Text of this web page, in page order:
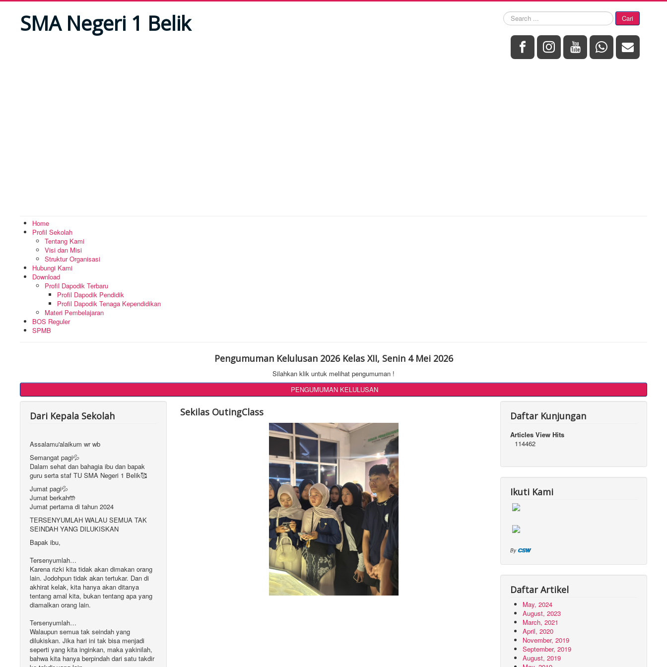
SMA Negeri 1 Belik
Search
...
Cari
Home
Profil Sekolah
Tentang Kami
Visi dan Misi
Struktur Organisasi
Hubungi Kami
Download
Profil Dapodik Terbaru
Profil Dapodik Pendidik
Profil Dapodik Tenaga Kependidikan
Materi Pembelajaran
BOS Reguler
SPMB
Pengumuman Kelulusan 2026 Kelas XII, Senin 4 Mei 2026
Silahkan klik untuk melihat pengumuman !
PENGUMUMAN KELULUSAN
Dari Kepala Sekolah
Assalamu'alaikum wr wb
Semangat pagi💦
Dalam sehat dan bahagia ibu dan bapak
guru serta staf TU SMA Negeri 1 Belik🥰
Jumat pagi💦
Jumat berkah🤲
Jumat pertama di tahun 2024
TERSENYUMLAH WALAU SEMUA TAK
SEINDAH YANG DILUKISKAN
Bapak ibu,
Tersenyumlah…
Karena rizki kita tidak akan dimakan orang
lain. Jodohpun tidak akan tertukar. Dan di
akhirat kelak, kita hanya akan ditanya
tentang amal kita, bukan tentang apa yang
diamalkan orang lain.
Tersenyumlah…
Walaupun semua tak seindah yang
dilukiskan. Jika hari ini tak bisa menjadi
seperti yang kita inginkan, maka yakinilah,
bahwa kita hanya berpindah dari satu takdir
Sekilas OutingClass Daftar Kunjungan
Articles View Hits
114462
Ikuti Kami
ByCSW
Daftar Artikel
May, 2024
August, 2023
March, 2021
April, 2020
November, 2019
September, 2019
August, 2019